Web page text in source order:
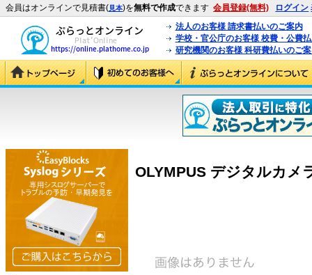
会員はオンラインで見積書(見本)を無料で作成できます 会員登録(無料) ログイン
法人のお客様 請求書払いのご案内
学校・官公庁のお客様 校費・公費
研究機関のお客様 科研費払いのご
OLYMPUS デジタルカメ